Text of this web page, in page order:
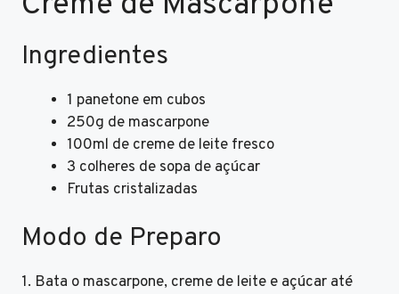
Ingredientes
1 panetone em cubos
250g de mascarpone
100ml de creme de leite fresco
3 colheres de sopa de açúcar
Frutas cristalizadas
Modo de Preparo
1. Bata o mascarpone, creme de leite e açúcar até